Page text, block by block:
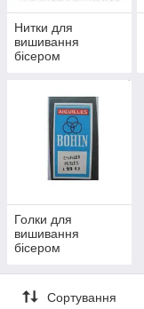
Нитки для
вишивання
бісером
Голки для
вишивання
бісером
Сортування